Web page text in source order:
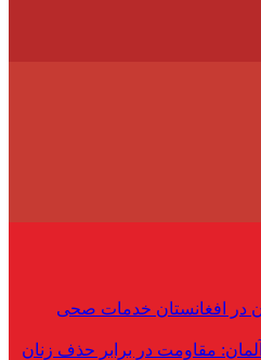
۳۹۷ هزار زن در افغانستان خدمات صحی
مقاومت در برابر حذف زنان